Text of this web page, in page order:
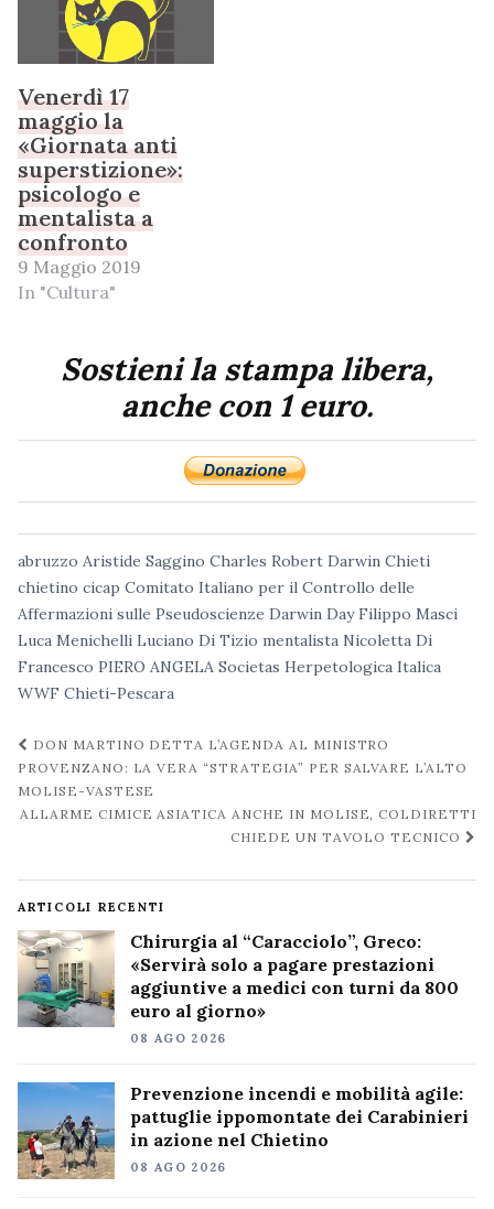
Venerdì 17
maggio la
«Giornata anti
superstizione»:
psicologo e
mentalista a
confronto
9 Maggio 2019
In "Cultura"
Sostieni la stampa libera,
anche con 1 euro.
abruzzo Aristide Saggino Charles Robert Darwin Chieti
chietino cicap Comitato Italiano per il Controllo delle
Affermazioni sulle Pseudoscienze Darwin Day Filippo Masci
Luca Menichelli Luciano Di Tizio mentalista Nicoletta Di
Francesco PIERO ANGELA Societas Herpetologica Italica
WWF Chieti-Pescara
Navigazione
post
DON MARTINO DETTA L’AGENDA AL MINISTRO
PROVENZANO: LA VERA “STRATEGIA” PER SALVARE L’ALTO
MOLISE-VASTESE
ALLARME CIMICE ASIATICA ANCHE IN MOLISE, COLDIRETTI
CHIEDE UN TAVOLO TECNICO
ARTICOLI RECENTI
Chirurgia al “Caracciolo”, Greco:
«Servirà solo a pagare prestazioni
aggiuntive a medici con turni da 800
euro al giorno»
08 AGO 2026
Prevenzione incendi e mobilità agile:
pattuglie ippomontate dei Carabinieri
in azione nel Chietino
08 AGO 2026